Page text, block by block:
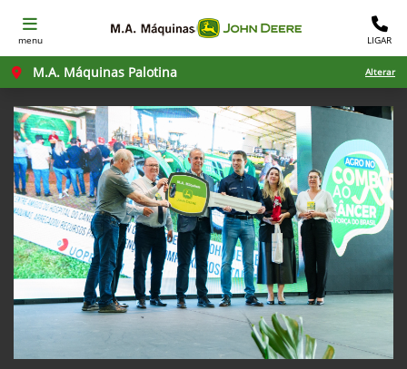
menu LIGAR
M.A. Máquinas Palotina Alterar